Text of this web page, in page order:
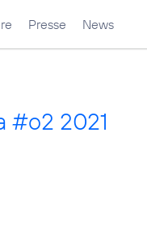
Presse News
#o2 2021